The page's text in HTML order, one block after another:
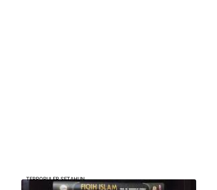
TERPOPULER SETAHUN